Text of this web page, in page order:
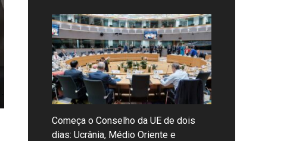
Começa o Conselho da UE de dois
dias: Ucrânia, Médio Oriente e